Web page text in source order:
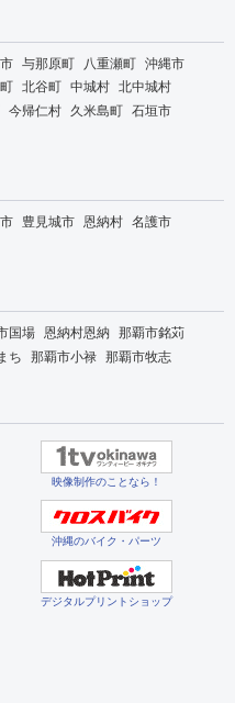
与那原町 八重瀬町 沖縄市
北谷町 中城村 北中城村
今帰仁村 久米島町 石垣市
豊見城市 恩納村 名護市
国場 恩納村恩納 那覇市銘苅
ち 那覇市小禄 那覇市牧志
映像制作のことなら！
沖縄のバイク・パーツ
デジタルプリントショップ